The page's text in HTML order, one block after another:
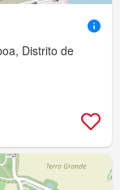
Distrito de